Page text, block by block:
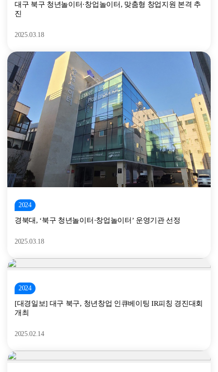
대구 북구 청년놀이터·창업놀이터, 맞춤형 창업지원 본격 추
진
2025.03.18
2024
경북대, ‘북구 청년놀이터·창업놀이터’ 운영기관 선정
2025.03.18
2024
[대경일보] 대구 북구, 청년창업 인큐베이팅 IR피칭 경진대회
개최
2025.02.14